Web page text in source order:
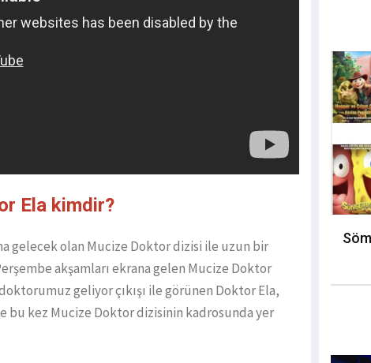
Ela kimdir?
gelecek olan Mucize Doktor dizisi ile uzun bir
akşamları ekrana gelen Mucize Doktor
geliyor çıkışı ile görünen Doktor Ela,
bu kez Mucize Doktor dizisinin kadrosunda yer